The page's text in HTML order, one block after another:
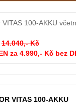
100-AKKU
14.040,- Kč
za 4.990,- Kč bez
VITAS 100-AKKU